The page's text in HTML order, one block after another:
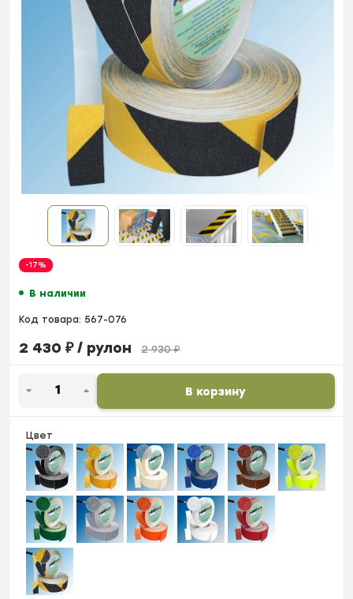
-17%
В наличии
Код товара: 567-076
2 430 ₽/ рулон 2 930₽
В корзину
Цвет